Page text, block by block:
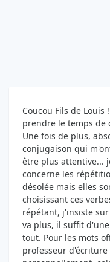
Coucou Fils de Louis
prendre le temps de
Une fois de plus,
conjugaison qui
être plus attentive...
concerne les
désolée mais elles
choisissant ces
répétant, j'insiste
va plus, il suffit
tout. Pour les mots
professeur